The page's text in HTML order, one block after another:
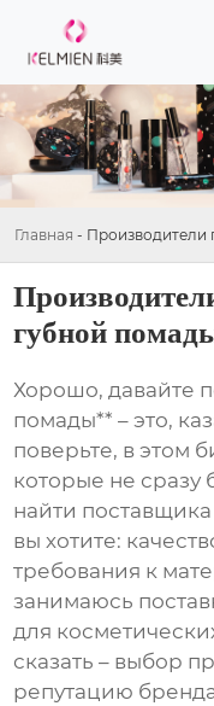
Главная - Производители
губной
Хорошо, давайте
помады** – это,
поверьте, в этом
которые не сразу
найти
вы хотите:
требования к
занимаюсь
для
сказать – выбор
репутацию